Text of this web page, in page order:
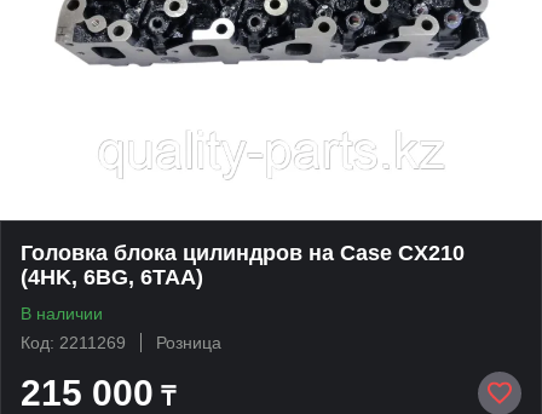
Головка блока цилиндров на Case CX210
(4HK, 6BG, 6TAA)
В наличии
Код: 2211269
Розница
215 000 ₸